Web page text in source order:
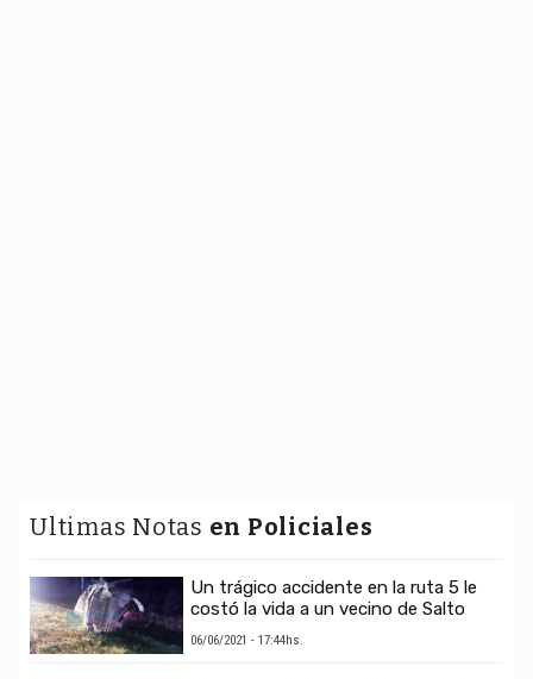
Ultimas Notas en Policiales
Un trágico accidente en la ruta 5 le
costó la vida a un vecino de Salto
06/06/2021 - 17:44hs.